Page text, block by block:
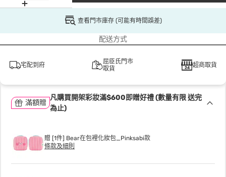
查看門市庫存 (可能有時間誤差)
配送方式
宅配到府
屈臣氏門市
取貨
超商取貨
滿額贈
凡購買開架彩妝滿$600即贈好禮 (數量有限 送完
為止)
贈 [1件] Bear在包裡化妝包_Pinksabi款
條款及細則